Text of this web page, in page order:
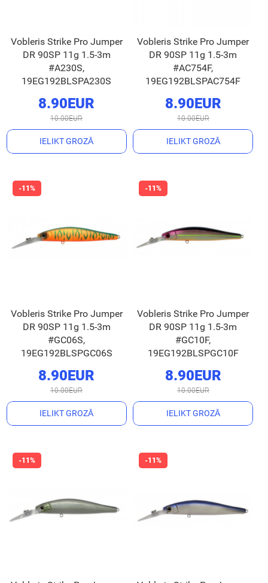
Vobleris Strike Pro Jumper
DR 90SP 11g 1.5-3m
#A230S,
19EG192BLSPA230S
8.90EUR
10.00EUR
IELIKT GROZĀ
Vobleris Strike Pro Jumper
DR 90SP 11g 1.5-3m
#AC754F,
19EG192BLSPAC754F
8.90EUR
10.00EUR
IELIKT GROZĀ
Vobleris Strike Pro Jumper
DR 90SP 11g 1.5-3m
#GC06S,
19EG192BLSPGC06S
8.90EUR
10.00EUR
IELIKT GROZĀ
Vobleris Strike Pro Jumper
DR 90SP 11g 1.5-3m
#GC10F,
19EG192BLSPGC10F
8.90EUR
10.00EUR
IELIKT GROZĀ